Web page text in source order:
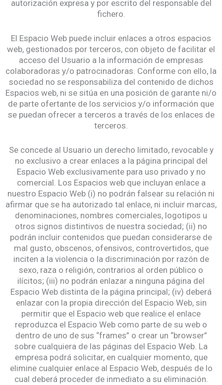
autorización expresa y por escrito del responsable del
fichero.
El Espacio Web puede incluir enlaces a otros espacios
web, gestionados por terceros, con objeto de facilitar el
acceso del Usuario a la información de empresas
colaboradoras y/o patrocinadoras. Conforme con ello, la
sociedad no se responsabiliza del contenido de dichos
Espacios web, ni se sitúa en una posición de garante ni/o
de parte ofertante de los servicios y/o información que
se puedan ofrecer a terceros a través de los enlaces de
terceros.
Se concede al Usuario un derecho limitado, revocable y
no exclusivo a crear enlaces a la página principal del
Espacio Web exclusivamente para uso privado y no
comercial. Los Espacios web que incluyan enlace a
nuestro Espacio Web (i) no podrán falsear su relación ni
afirmar que se ha autorizado tal enlace, ni incluir marcas,
denominaciones, nombres comerciales, logotipos u
otros signos distintivos de nuestra sociedad; (ii) no
podrán incluir contenidos que puedan considerarse de
mal gusto, obscenos, ofensivos, controvertidos, que
inciten a la violencia o la discriminación por razón de
sexo, raza o religión, contrarios al orden público o
ilícitos; (iii) no podrán enlazar a ninguna página del
Espacio Web distinta de la página principal; (iv) deberá
enlazar con la propia dirección del Espacio Web, sin
permitir que el Espacio web que realice el enlace
reproduzca el Espacio Web como parte de su web o
dentro de uno de sus “frames” o crear un “browser”
sobre cualquiera de las páginas del Espacio Web. La
empresa podrá solicitar, en cualquier momento, que
elimine cualquier enlace al Espacio Web, después de lo
cual deberá proceder de inmediato a su eliminación.